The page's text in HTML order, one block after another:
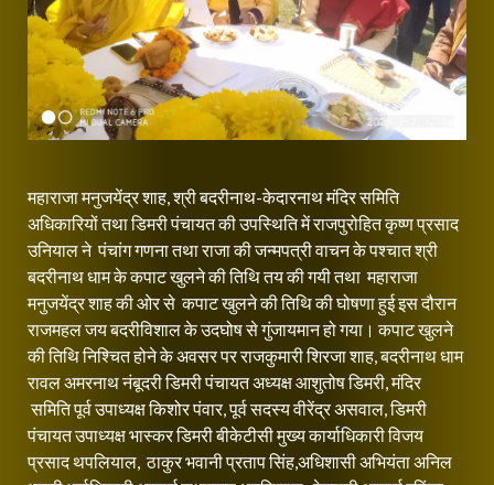
महाराजा मनुजयेंद्र शाह, श्री बदरीनाथ-केदारनाथ मंदिर समिति
अधिकारियों तथा डिमरी पंचायत की उपस्थिति में राजपुरोहित कृष्ण प्रसाद
उनियाल ने पंचांग गणना तथा राजा की जन्मपत्री वाचन के पश्चात श्री
बदरीनाथ धाम के कपाट खुलने की तिथि तय की गयी तथा महाराजा
मनुजयेंद्र शाह की ओर से कपाट खुलने की तिथि की घोषणा हुई इस दौरान
राजमहल जय बदरीविशाल के उदघोष से गुंजायमान हो गया। कपाट खुलने
की तिथि निश्चित होने के अवसर पर राजकुमारी शिरजा शाह, बदरीनाथ धाम
रावल अमरनाथ नंबूदरी डिमरी पंचायत अध्यक्ष आशुतोष डिमरी, मंदिर
समिति पूर्व उपाध्यक्ष किशोर पंवार, पूर्व सदस्य वीरेंद्र असवाल, डिमरी
पंचायत उपाध्यक्ष भास्कर डिमरी बीकेटीसी मुख्य कार्याधिकारी विजय
प्रसाद थपलियाल, ठाकुर भवानी प्रताप सिंह,अधिशासी अभियंता अनिल